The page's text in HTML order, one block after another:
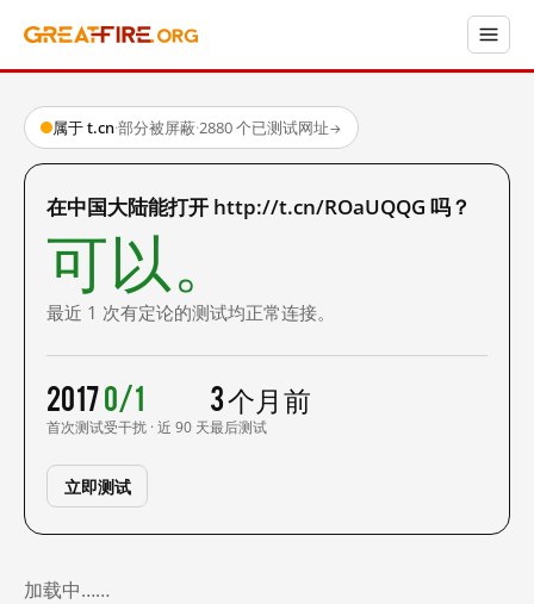
属于 t.cn·部分被屏蔽·2880 个已测试网址→
在中国大陆能打开 http://t.cn/ROaUQQG 吗？
可以。
最近 1 次有定论的测试均正常连接。
2017
首次测试
0/1
受干扰 · 近 90 天
3 个月前
最后测试
立即测试
加载中……